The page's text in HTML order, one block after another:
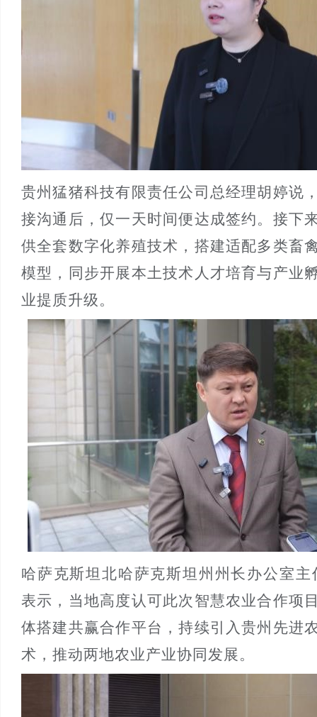
贵州猛猪科技有限责任公司总经理胡婷说
接沟通后，仅一天时间便达成签约。接下
供全套数字化养殖技术，搭建适配多类畜
模型，同步开展本土技术人才培育与产业
业提质升级。
哈萨克斯坦北哈萨克斯坦州州长办公室主
表示，当地高度认可此次智慧农业合作项
体搭建共赢合作平台，持续引入贵州先进
术，推动两地农业产业协同发展。